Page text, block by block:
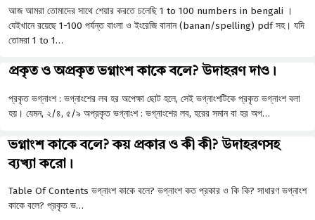
আজ আমরা তোমাদের সাথে শেয়ার করতে চলেছি 1 to 100 numbers in bengali ।
যেইখানে রয়েছে 1-100 পর্যন্ত বাংলা ও ইংরেজি বানান (banan/spelling) pdf সহ। যদি
তোমরা 1 to 1…
প্রকৃত ও অপ্রকৃত ভগ্নাংশ কাকে বলে? উদাহরণ দাও।
প্রকৃত ভগ্নাংশ : ভগ্নাংশের লব হর অপেক্ষা ছােট হলে, সেই ভগ্নাংশটিকে প্রকৃত ভগ্নাংশ বলা
হয়। যেমন, ২/৪, ৫/৯ অপ্রকৃত ভগ্নাংশ : ভগ্নাংশের লব, হরের সমান বা হর অপ…
ভগ্নাংশ কাকে বলে? কয় প্রকার ও কী কী? উদাহরণসহ
ব্যখ্যা করো।
Table Of Contents ভগ্নাংশ কাকে বলে? ভগ্নাংশ কত প্রকার ও কি কি? সাধারণ ভগ্নাংশ
কাকে বলে? প্রকৃত ভ…